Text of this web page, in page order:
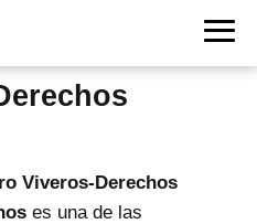
Viveros-Derechos
es una de las